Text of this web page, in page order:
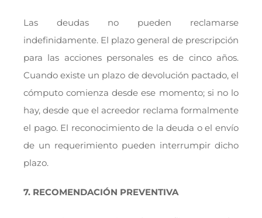
Las deudas no pueden reclamarse
indefinidamente. El plazo general de prescripción
para las acciones personales es de cinco años.
Cuando existe un plazo de devolución pactado, el
cómputo comienza desde ese momento; si no lo
hay, desde que el acreedor reclama formalmente
el pago. El reconocimiento de la deuda o el envío
de un requerimiento pueden interrumpir dicho
plazo.
7. RECOMENDACIÓN PREVENTIVA